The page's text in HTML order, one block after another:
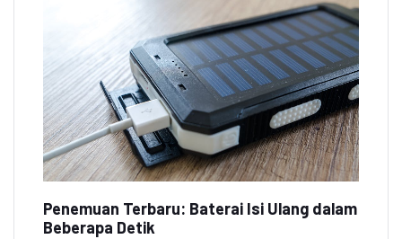
Penemuan Terbaru: Baterai Isi Ulang dalam
Beberapa Detik